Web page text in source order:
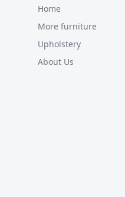
Home
More furniture
Upholstery
About Us